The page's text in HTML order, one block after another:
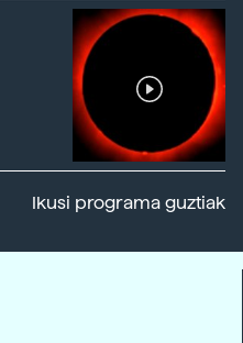
Ikusi programa guztiak